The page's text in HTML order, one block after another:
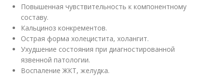
Повышенная чувствительность к компонентному
составу.
Кальциноз конкрементов.
Острая форма холецистита, холангит.
Ухудшение состояния при диагностированной
язвенной патологии.
Воспаление ЖКТ, желудка.